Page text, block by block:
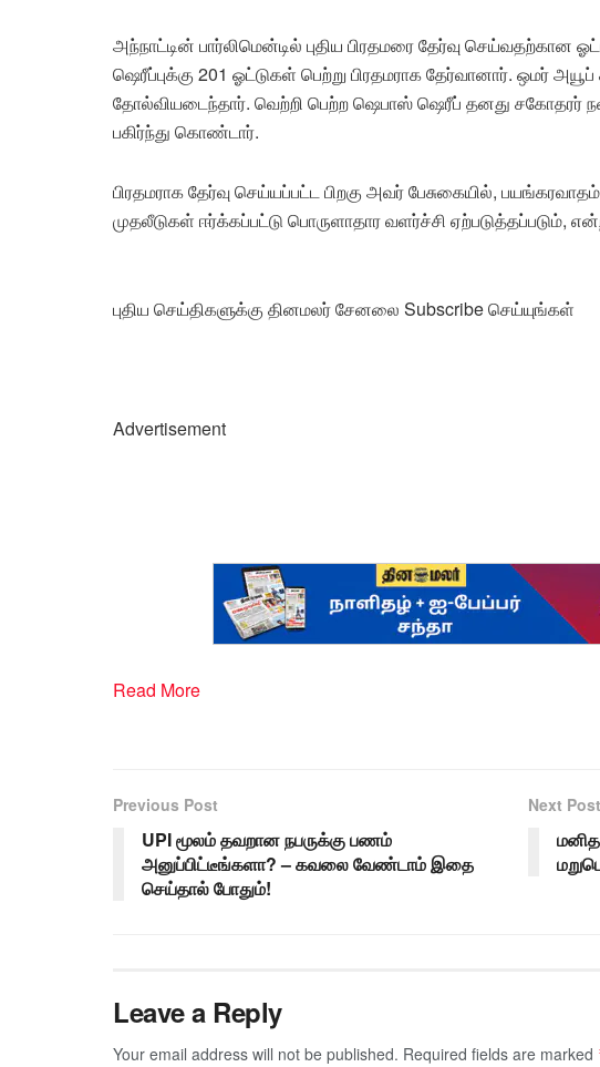
அந்நாட்டின் பார்லிமென்டில் புதிய பிரதமரை தேர்வு செய்வதற்கான
ஷெரீப்புக்கு 201 ஓட்டுகள் பெற்று பிரதமராக தேர்வானார். ஒமர்
தோல்வியடைந்தார். வெற்றி பெற்ற ஷெபாஸ் ஷெரீப் தனது சகோதரர்
பகிர்ந்து கொண்டார்.
பிரதமராக தேர்வு செய்யப்பட்ட பிறகு அவர் பேசுகையில்,
முதலீடுகள் ஈர்க்கப்பட்டு பொருளாதார வளர்ச்சி ஏற்படுத்தப்படும்,
புதிய செய்திகளுக்கு தினமலர் சேனலை Subscribe செய்யுங்கள்
Advertisement
Read More
Previous Post
UPI மூலம் தவறான நபருக்கு பணம்
அனுப்பிட்டீங்களா? – கவலை வேண்டாம் இதை
செய்தால் போதும்!
Next Post
Leave a Reply
Your email address will not be published. Required fields are marked